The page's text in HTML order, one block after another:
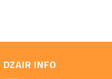
DZAIR INFO